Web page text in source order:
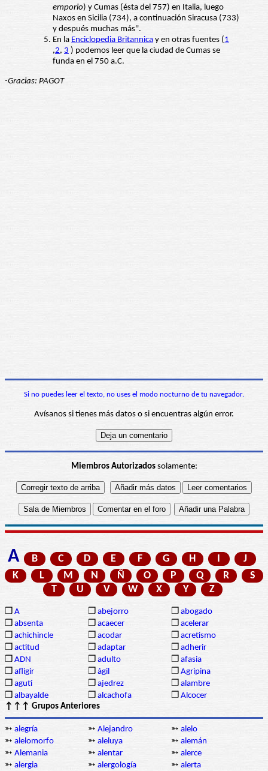
emporio) y Cumas (ésta del 757) en Italia, luego
Naxos en Sicilia (734), a continuación Siracusa (733)
y después muchas más''.
En la Enciclopedia Britannica y en otras fuentes (1
,2, 3 ) podemos leer que la ciudad de Cumas se
funda en el 750 a.C.
-Gracias: PAGOT
Si no puedes leer el texto, no uses el modo nocturno de tu navegador.
Avísanos si tienes más datos o si encuentras algún error.
Miembros Autorizadossolamente:
A B C D E F G H I
J
K
L M N Ñ O P Q R
S
T
U V W X Y Z
❒ A ❒ abejorro ❒ abogado
❒ absenta ❒ acaecer ❒ acelerar
❒ achichincle ❒ acodar ❒ acretismo
❒ actitud ❒ adaptar ❒ adherir
❒ ADN ❒ adulto ❒ afasia
❒ afligir ❒ ágil ❒ Agripina
❒ agutí ❒ ajedrez ❒ alambre
❒ albayalde ❒ alcachofa ❒ Alcocer
↑↑↑ Grupos Anteriores
➳ alegría ➳ Alejandro ➳ alelo
➳ alelomorfo ➳ aleluya ➳ alemán
➳ Alemania ➳ alentar ➳ alerce
➳ alergia ➳ alergología ➳ alerta